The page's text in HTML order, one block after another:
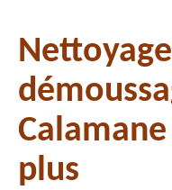
plus